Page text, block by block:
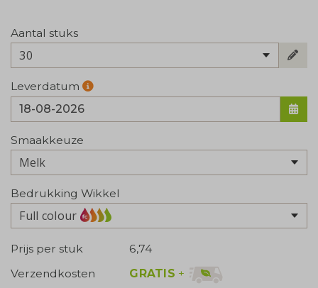
Aantal stuks
30
Leverdatum
Smaakkeuze
Bedrukking Wikkel
Full colour
Prijs per stuk
6,74
Verzendkosten
GRATIS +